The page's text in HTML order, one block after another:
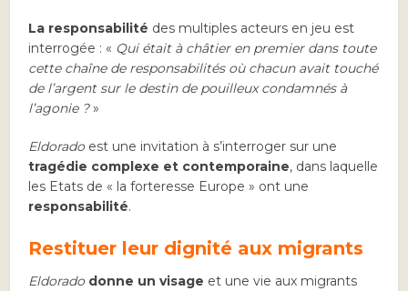
La responsabilité des multiples acteurs en jeu est
interrogée : « Qui était à châtier en premier dans toute
cette chaîne de responsabilités où chacun avait touché
de l’argent sur le destin de pouilleux condamnés à
l’agonie ?»
Eldoradoest une invitation à s’interroger sur une
tragédie complexe et contemporaine, dans laquelle
les Etats de « la forteresse Europe » ont une
responsabilité.
Restituer leur dignité aux migrants
Eldorado donne un visage et une vie aux migrants